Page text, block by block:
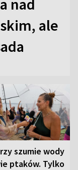
nad
ale
szumie wody
ptaków. Tylko